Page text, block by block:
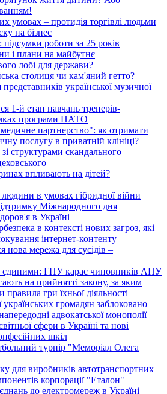
умовах – протидія торгівлі людьми
на бізнес
підсумки роботи за 25 років
і плани на майбутнє
лобі для держави?
столиця чи кам'яний гетто?
української музичної
1-й етап навчань тренерів-
програми НАТО
партнерство": як отримати
послугу в приватній клініці?
структурами скандального
впливають на дітей?
в умовах гібридної війни
Міжнародного дня
в Україні
в контексті нових загроз, які
інтернет-контенту
нова мережа для сусідів –
єдиними: ГПУ карає чиновників АПУ
на прийнятті закону, за яким
правила гри їхньої діяльності
українських громадян заблоковано
адвокатської монополії
сфери в Україні та нові
шкіл
турнір "Меморіал Олега
для виробників автотранспортних
корпорації "Еталон"
до електромереж в Україні